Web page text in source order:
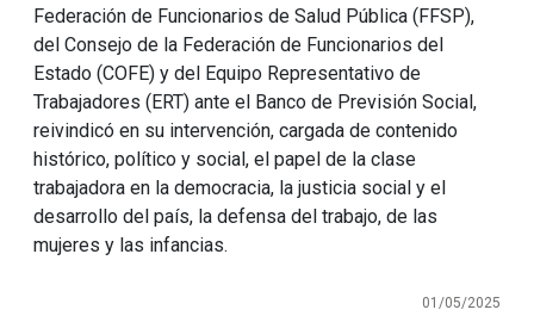
Federación de Funcionarios de Salud Pública (FFSP),
del Consejo de la Federación de Funcionarios del
Estado (COFE) y del Equipo Representativo de
Trabajadores (ERT) ante el Banco de Previsión Social,
reivindicó en su intervención, cargada de contenido
histórico, político y social, el papel de la clase
trabajadora en la democracia, la justicia social y el
desarrollo del país, la defensa del trabajo, de las
mujeres y las infancias.
01/05/2025